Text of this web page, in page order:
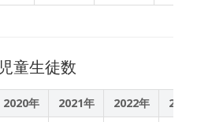
児童生徒数
2020年 2021年 2022年
2023